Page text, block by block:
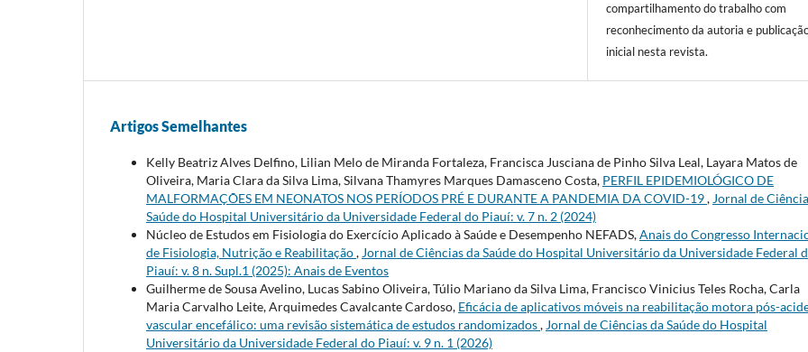
compartilhamento do trabalho com
reconhecimento da autoria e
inicial nesta revista.
Artigos Semelhantes
Kelly Beatriz Alves Delfino, Lilian Melo de Miranda Fortaleza, Francisca Jusciana de Pinho Silva Leal, Layara Matos de
Oliveira, Maria Clara da Silva Lima, Silvana Thamyres Marques Damasceno Costa, PERFIL EPIDEMIOLÓGICO DE
MALFORMAÇÕES EM NEONATOS NOS PERÍODOS PRÉ E DURANTE A PANDEMIA DA COVID-19, Jornal de
Saúde do Hospital Universitário da Universidade Federal do Piauí: v. 7 n. 2 (2024)
Núcleo de Estudos em Fisiologia do Exercício Aplicado à Saúde e Desempenho NEFADS,Anais do Congresso
de Fisiologia, Nutrição e Reabilitação, Jornal de Ciências da Saúde do Hospital Universitário da Universidade Federal
Piauí: v. 8 n. Supl.1 (2025): Anais de Eventos
Guilherme de Sousa Avelino, Lucas Sabino Oliveira, Túlio Mariano da Silva Lima, Francisco Vinicius Teles Rocha, Carla
Maria Carvalho Leite, Arquimedes Cavalcante Cardoso, Eficácia de aplicativos móveis na reabilitação motora pós-
vascular encefálico: uma revisão sistemática de estudos randomizados, Jornal de Ciências da Saúde do Hospital
Universitário da Universidade Federal do Piauí: v. 9 n. 1 (2026)